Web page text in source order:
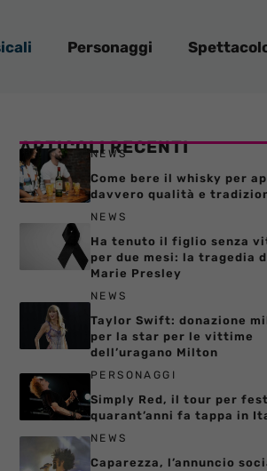
Personaggi
ARTICOLI RECENTI
NEWS
Come bere il whisky per
davvero qualità e
NEWS
Ha tenuto il figlio senza
per due mesi: la tragedia
Marie Presley
NEWS
Taylor Swift: donazione
per la star per le vittime
dell’uragano Milton
PERSONAGGI
Simply Red, il tour per
quarant’anni fa tappa in
NEWS
Caparezza, l’annuncio